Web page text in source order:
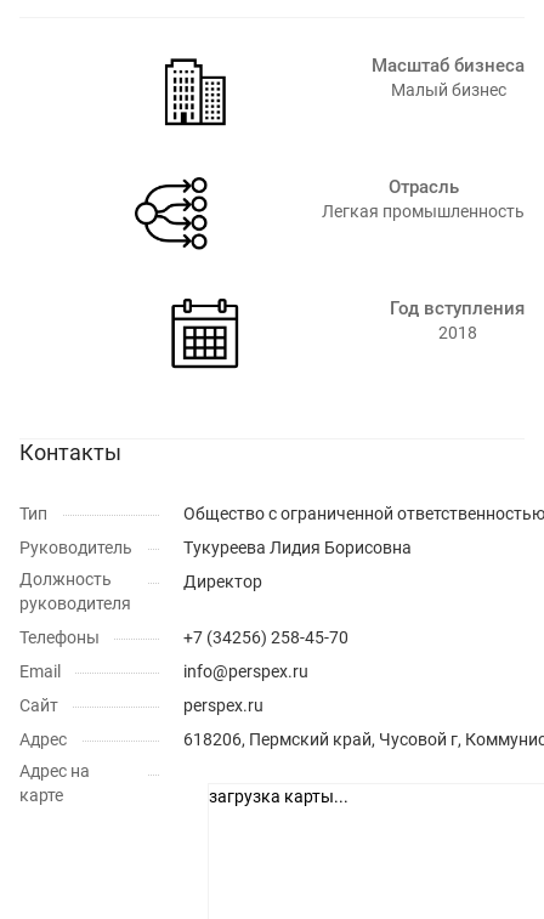
Масштаб бизнеса
Малый бизнес
Отрасль
Легкая промышленность
Год вступления
2018
Контакты
Тип
Общество с ограниченной ответственностью
Руководитель
Тукуреева Лидия Борисовна
Должность
руководителя
Директор
Телефоны
+7 (34256) 258-45-70
Email
info@perspex.ru
Сайт
perspex.ru
Адрес
618206, Пермский край, Чусовой г,
Адрес на
карте
загрузка карты...